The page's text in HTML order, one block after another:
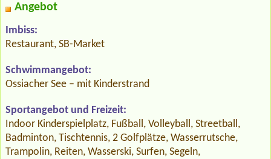
Angebot
Imbiss:
Restaurant, SB-Market
Schwimmangebot:
Ossiacher See – mit Kinderstrand
Sportangebot und Freizeit:
Indoor Kinderspielplatz, Fußball, Volleyball, Streetball,
Badminton, Tischtennis, 2 Golfplätze, Wasserrutsche,
Trampolin, Reiten, Wasserski, Surfen, Segeln,